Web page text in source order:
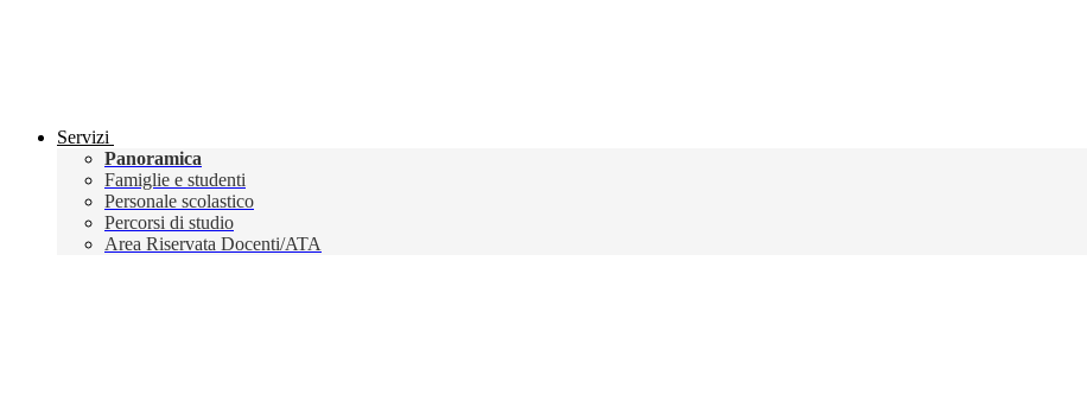
Servizi
Panoramica
Famiglie e studenti
Personale scolastico
Percorsi di studio
Area Riservata Docenti/ATA